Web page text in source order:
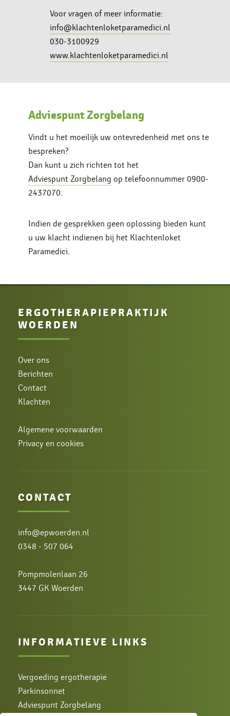
Voor vragen of meer informatie:
info@klachtenloketparamedici.nl
030-3100929
www.klachtenloketparamedici.nl
Adviespunt Zorgbelang
Vindt u het moeilijk uw ontevredenheid met ons te
bespreken?
Dan kunt u zich richten tot het
Adviespunt Zorgbelang op telefoonnummer 0900-
2437070.
Indien de gesprekken geen oplossing bieden kunt
u uw klacht indienen bij het Klachtenloket
Paramedici.
ERGOTHERAPIE­PRAKTIJK
WOERDEN
Over ons
Berichten
Contact
Klachten
Algemene voorwaarden
Privacy en cookies
CONTACT
info@epwoerden.nl
0348 - 507 064
Pompmolenlaan 26
3447 GK Woerden
INFORMATIEVE LINKS
Vergoeding ergotherapie
Parkinsonnet
Adviespunt Zorgbelang